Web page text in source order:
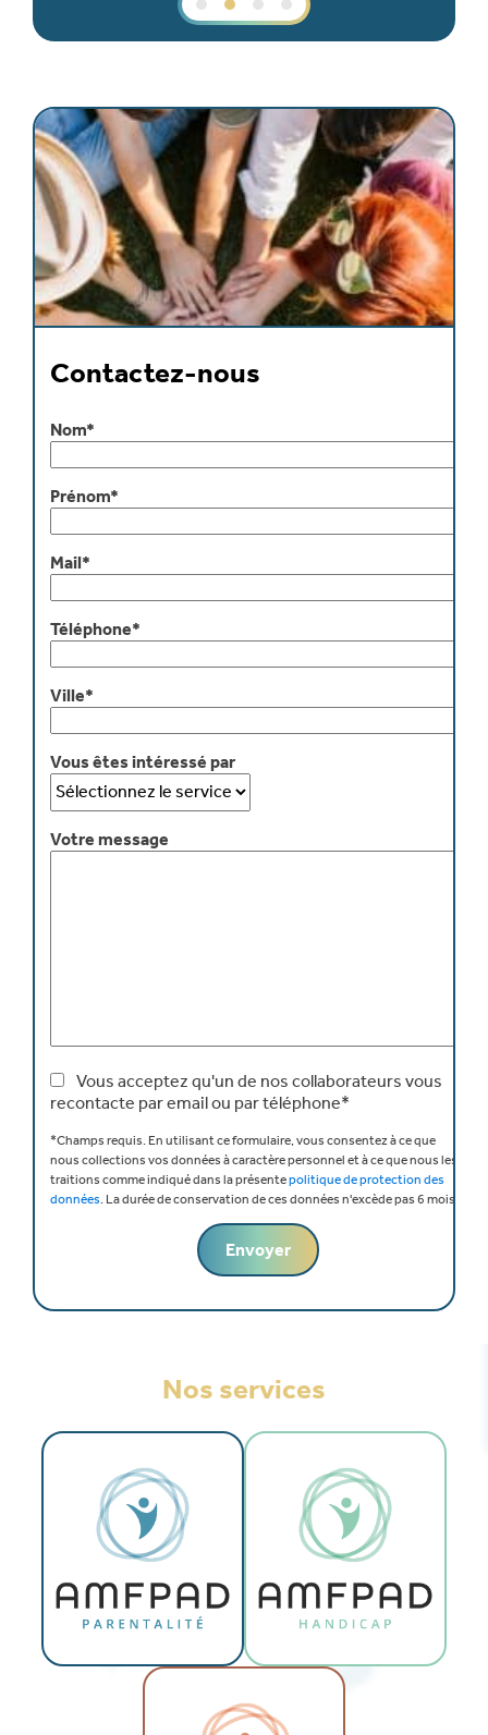
Contactez-nous
Nom*
Prénom*
Mail*
Téléphone*
Ville*
Vous êtes intéressé par
Votre message
Vous acceptez qu'un de nos collaborateurs vous
recontacte par email ou par téléphone*
*Champs requis.En utilisant ce formulaire, vous consentez à ce que
nous collections vos données à caractère personnel et à ce que nous les
traitions comme indiqué dans la présentepolitique de protection des
données.La durée de conservation de ces données n'excède pas 6 mois.
Nos services